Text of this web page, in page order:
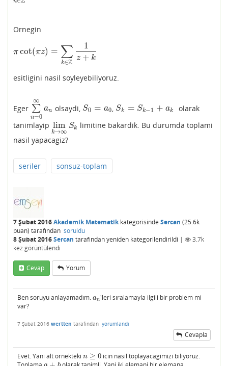
Ornegin
πcot(πz) = ∑
k∈Z
1
z + k
πcot(πz =∑ ∈ 1z+k
esitligini nasil soyleyebiliyoruz.
Eger ∑
n=0
∞
an
∑n= 0∞ an
olsaydi, S0 = a0
S0=a0 Sk = Sk−1 + ak
Sk= Sk −1+ak
olarak
tanimlayip lim
k→∞
Sk
limk →∞ Sk
limitine bakardik. Bu durumda toplami
nasil yapacagiz?
seriler sonsuz-toplam
7 Şubat 2016Akademik Matematikkategorisinde Sercan (25.6k
puan) tarafından soruldu
8 Şubat 2016Sercan tarafındanyeniden kategorilendirildi |
3.7k
kez görüntülendi
Cevap Yorum
Ben soruyu anlayamadım. an
an'leri sıralamayla ilgili bir problem mi
var?
7 Şubat 2016 wertten tarafından yorumlandı
Cevapla
Evet. Yani alt ornekteki n ≥ 0
n≥ 0
icin nasil toplayacagimizi biliyoruz.